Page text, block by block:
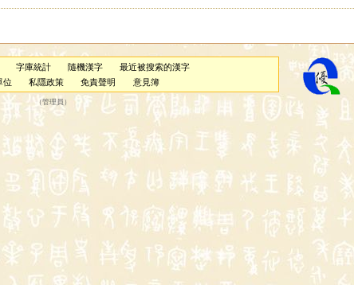
字庫統計 隨機漢字
最近被搜索的漢字
位 私隱政策 免責聲明 意見簿
（管理員 ）